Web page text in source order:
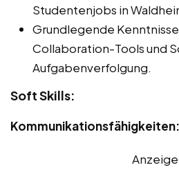
Studentenjobs in
Grundlegende
Collaboration-Tools und
Aufgabenverfolgung.
Soft Skills:
Kommunikationsfähigkeiten:
Anzeige